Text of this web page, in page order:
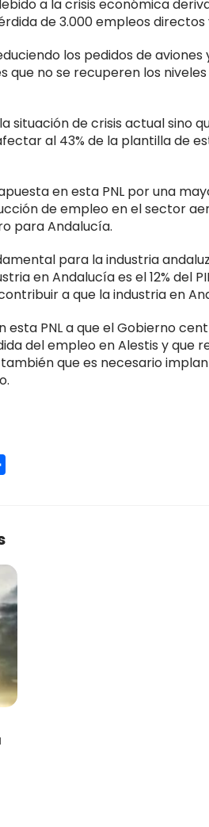
a la crisis económica
de 3.000 empleos directos
los pedidos de
que no se recuperen los
situación de crisis actual sino
al 43% de la plantilla de
en esta PNL por una
de empleo en el sector
para Andalucía.
para la industria
en Andalucía es el 12% del
a que la industria en
esta PNL a que el Gobierno
del empleo en Alestis y que
que es necesario